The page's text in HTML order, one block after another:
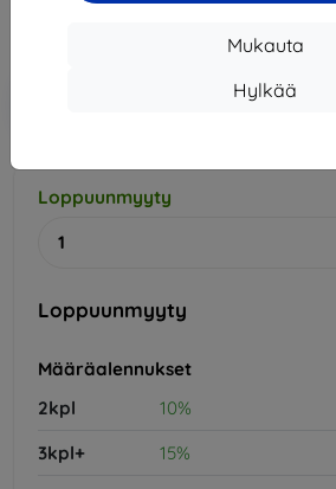
Mukauta
Hylkää
Alennus kupongilla
Loppuunmyyty
Loppuunmyyty
Määräalennukset
2kpl
10%
3kpl+
15%